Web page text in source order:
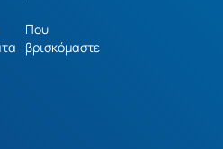
Που
βρισκόμαστε